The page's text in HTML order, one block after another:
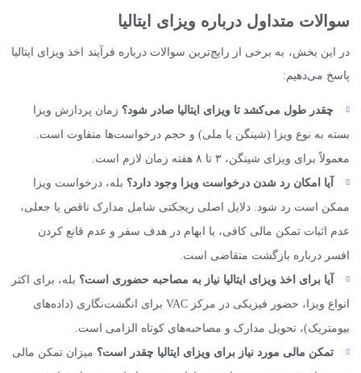
سوالات متداول درباره ویزای ایتالیا
در این بخش، به برخی از رایج‌ترین سوالات درباره فرآیند اخذ ویزای ایتالیا
پاسخ می‌دهیم:
چقدر طول می‌کشد تا ویزای ایتالیا صادر شود؟ زمان پردازش ویزا
بسته به نوع ویزا (شینگن یا ملی) و حجم درخواست‌ها متفاوت است.
معمولاً برای ویزای شینگن، ۳ تا ۸ هفته زمان لازم است.
آیا امکان رد شدن درخواست ویزا وجود دارد؟ بله، درخواست ویزا
ممکن است رد شود. دلایل اصلی ریجکتی شامل مدارک ناقص یا جعلی،
عدم اثبات تمکن مالی کافی، یا ابهام در هدف سفر و عدم قانع کردن
افسر درباره بازگشت متقاضی است.
آیا برای اخذ ویزای ایتالیا نیاز به مصاحبه حضوری است؟ بله، برای اکثر
انواع ویزا، حضور فیزیکی در مرکز VAC برای انگشت‌نگاری (داده‌های
بیومتریک)، تحویل مدارک و مصاحبه‌های کوتاه الزامی است.
تمکن مالی مورد نیاز برای ویزای ایتالیا چقدر است؟ میزان تمکن مالی